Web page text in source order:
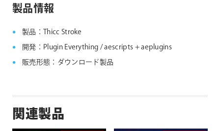
aescripts + aeplugins社 フローティングライセン
製品情報
製品：Thicc Stroke
開発：Plugin Everything / aescripts + aeplugins
販売形態：ダウンロード製品
関連製品